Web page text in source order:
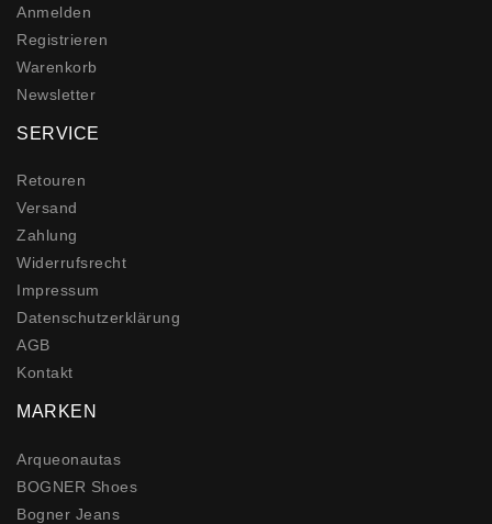
Anmelden
Registrieren
Warenkorb
Newsletter
SERVICE
Retouren
Versand
Zahlung
Widerrufs­recht
Impressum
Daten­schutz­erklärung
AGB
Kontakt
MARKEN
Arqueonautas
BOGNER Shoes
Bogner Jeans